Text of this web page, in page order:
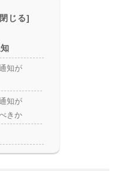
知が
知が
きか